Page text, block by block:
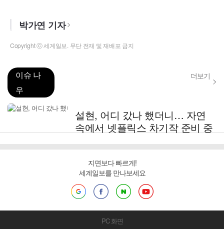
박가연 기자
Copyright ⓒ 세계일보. 무단 전재 및 재배포 금지
이슈 나
우
더보기
설현, 어디 갔나 했더니… 자연
속에서 넷플릭스 차기작 준비 중
지면보다 빠르게!
세계일보를 만나보세요
PC 화면